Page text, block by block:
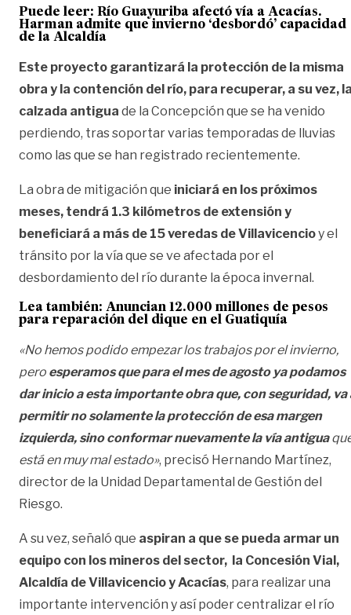
Puede leer: Río Guayuriba afectó vía a Acacías.
Harman admite que invierno ‘desbordó’ capacidad
de la Alcaldía
Este proyecto garantizará la protección de la misma
obra y la contención del río, para recuperar, a su vez,
calzada antigua de la Concepción que se ha venido
perdiendo, tras soportar varias temporadas de lluvias
como las que se han registrado recientemente.
La obra de mitigación que iniciará en los próximos
meses, tendrá 1.3 kilómetros de extensión y
beneficiará a más de 15 veredas de Villavicencioy el
tránsito por la vía que se ve afectada por el
desbordamiento del río durante la época invernal.
Lea también: Anuncian 12.000 millones de pesos
para reparación del dique en el Guatiquía
«No hemos podido empezar los trabajos por el invierno,
pero esperamos que para el mes de agosto ya podamos
dar inicio a esta importante obra que, con seguridad, va
permitir no solamente la protección de esa margen
izquierda, sino conformar nuevamente la vía antigua
está en muy mal estado», precisó Hernando Martínez,
director de la Unidad Departamental de Gestión del
Riesgo.
A su vez, señaló que aspiran a que se pueda armar un
equipo con los mineros del sector, la Concesión Vial,
Alcaldía de Villavicencio y Acacías, para realizar una
importante intervención y así poder centralizar el río